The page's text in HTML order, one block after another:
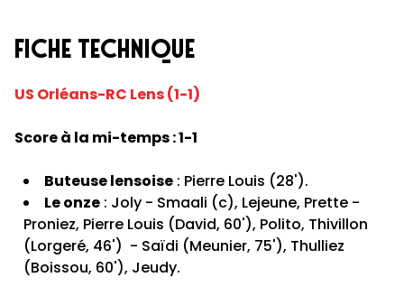
fiche technique
US Orléans-RC Lens (1-1)
Score à la mi-temps : 1-1
Buteuse lensoise : Pierre Louis (28').
Le onze : Joly - Smaali (c), Lejeune, Prette -
Proniez, Pierre Louis (David, 60'), Polito, Thivillon
(Lorgeré, 46') - Saïdi (Meunier, 75'), Thulliez
(Boissou, 60'), Jeudy.